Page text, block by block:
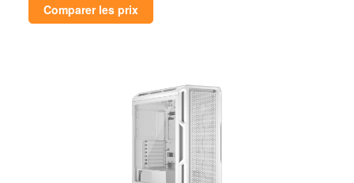
Comparer les prix